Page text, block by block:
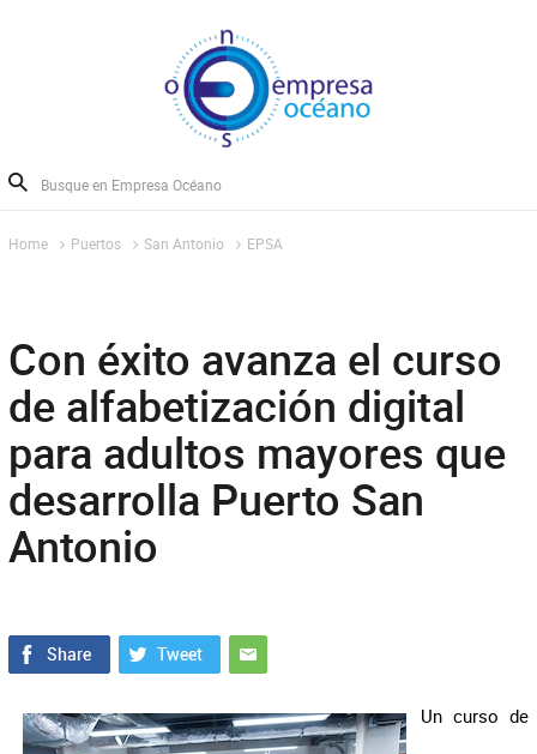
Home Puertos San Antonio EPSA
Con éxito avanza el curso
de alfabetización digital
para adultos mayores que
desarrolla Puerto San
Antonio
Un curso de